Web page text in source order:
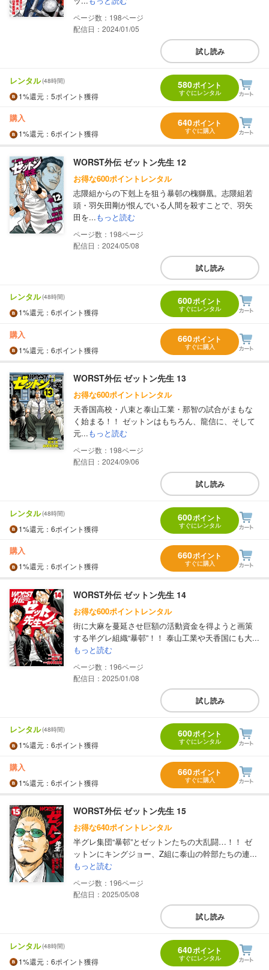
198
配信日：2024/01/05
試し読み
レンタル(48時間)
1%還元 ：5ポイント獲得
580ポイント
すぐにレンタル
購入
1%還元 ：6ポイント獲得
640ポイント
すぐに購入
WORST外伝 ゼットン先生 12
お得な600ポイントレンタル
志隈組からの下剋上を狙う暴邨の槐獅凰。志隈組若
頭・羽矢田剛が恨んでいる人間を殺すことで、羽矢
田を...もっと読む
198
配信日：2024/05/08
試し読み
レンタル(48時間)
1%還元 ：6ポイント獲得
600ポイント
すぐにレンタル
購入
1%還元 ：6ポイント獲得
660ポイント
すぐに購入
WORST外伝 ゼットン先生 13
お得な600ポイントレンタル
天香国高校・八束と泰山工業・那智の試合がまもな
く始まる！！ ゼットンはもちろん、龍信に、そして
元...もっと読む
198
配信日：2024/09/06
試し読み
レンタル(48時間)
1%還元 ：6ポイント獲得
600ポイント
すぐにレンタル
購入
1%還元 ：6ポイント獲得
660ポイント
すぐに購入
WORST外伝 ゼットン先生 14
お得な600ポイントレンタル
街に大麻を蔓延させ巨額の活動資金を得ようと画策
する半グレ組織“暴邨”！！ 泰山工業や天香国にも大...
もっと読む
196
配信日：2025/01/08
試し読み
レンタル(48時間)
1%還元 ：6ポイント獲得
600ポイント
すぐにレンタル
購入
1%還元 ：6ポイント獲得
660ポイント
すぐに購入
WORST外伝 ゼットン先生 15
お得な640ポイントレンタル
半グレ集団“暴邨”とゼットンたちの大乱闘…！！ ゼ
ットンにキングジョー、Z組に泰山の幹部たちの連...
もっと読む
196
配信日：2025/05/08
試し読み
レンタル(48時間)
1%還元 ：6ポイント獲得
640ポイント
すぐにレンタル